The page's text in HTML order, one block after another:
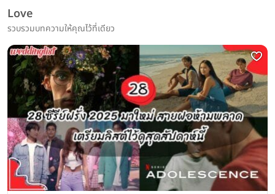
Love
รวบรวมบทความให้คุณไว้ที่เดียว